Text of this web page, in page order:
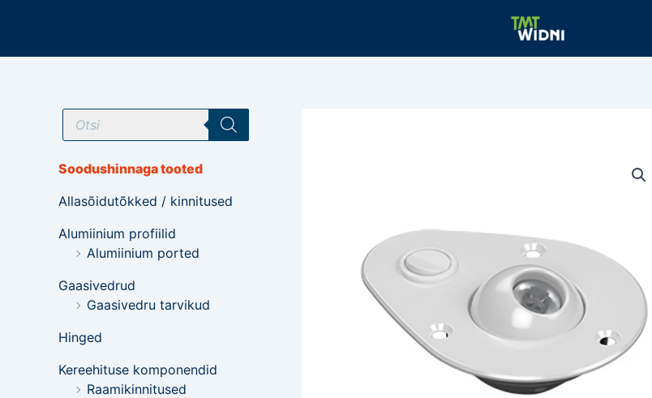
T
o
e
t
e
o
s
Soodushinnaga tooted
Allasõidutõkked / kinnitused
Alumiinium profiilid
Alumiinium ported
Gaasivedrud
Gaasivedru tarvikud
Hinged
Kereehituse komponendid
Raamikinnitused